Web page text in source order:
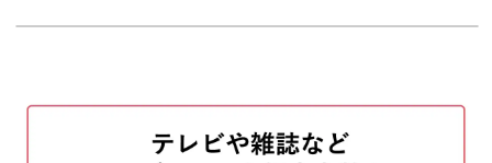
ガイドラインシートを作る